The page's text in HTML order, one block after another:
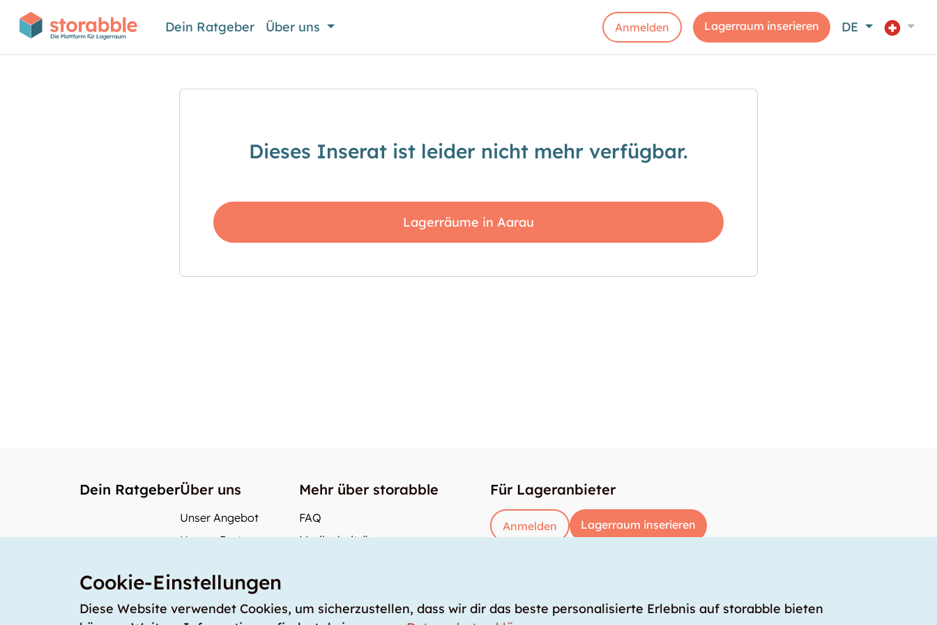
Dein Ratgeber Über uns Anmelden Lagerraum inserieren DE
Dieses Inserat ist leider nicht mehr verfügbar.
Lagerräume in Aarau
Dein RatgeberÜber uns
Unser Angebot
Unsere Partner
Unsere Preise
storabble Deutschland
Mehr über storabble
FAQ
Medienbeiträge
Für Lageranbieter
Anmelden Lagerraum inserieren
Cookie-Einstellungen
Diese Website verwendet Cookies, um sicherzustellen, dass wir dir das beste personalisierte Erlebnis auf storabble bieten